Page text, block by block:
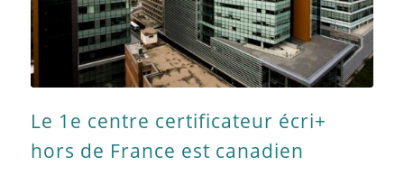
Le 1e centre certificateur écri+
hors de France est canadien